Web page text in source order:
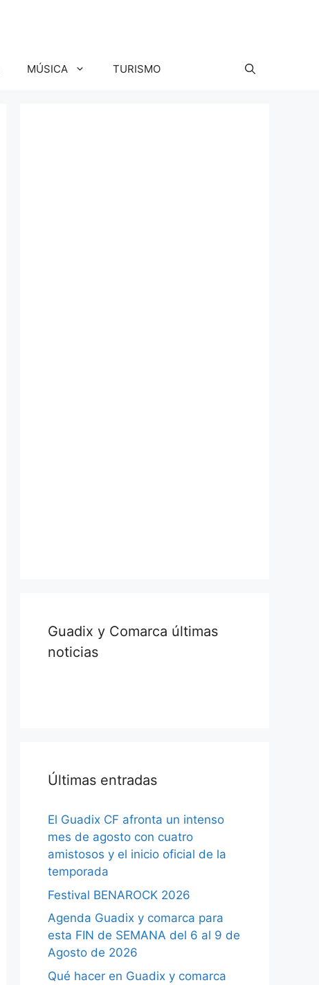
MÚSICA TURISMO
Guadix y Comarca últimas
noticias
Últimas entradas
El Guadix CF afronta un intenso
mes de agosto con cuatro
amistosos y el inicio oficial de la
temporada
Festival BENAROCK 2026
Agenda Guadix y comarca para
esta FIN de SEMANA del 6 al 9 de
Agosto de 2026
Qué hacer en Guadix y comarca